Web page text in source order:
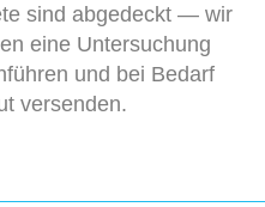
sind abgedeckt — wir
eine Untersuchung
und bei Bedarf
versenden.